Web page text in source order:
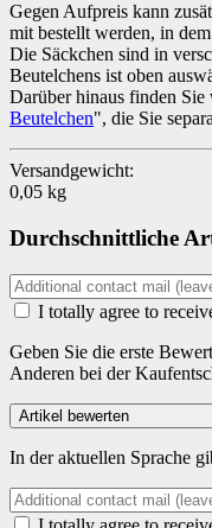
Gegen Aufpreis kann
mit bestellt werden, in
Die Säckchen sind in
Beutelchens ist oben
Darüber hinaus finden
Beutelchen", die Sie
Versandgewicht:
0,05 kg
Durchschnittliche
I totally agree to
Geben Sie die erste
Anderen bei der
In der aktuellen Sprache